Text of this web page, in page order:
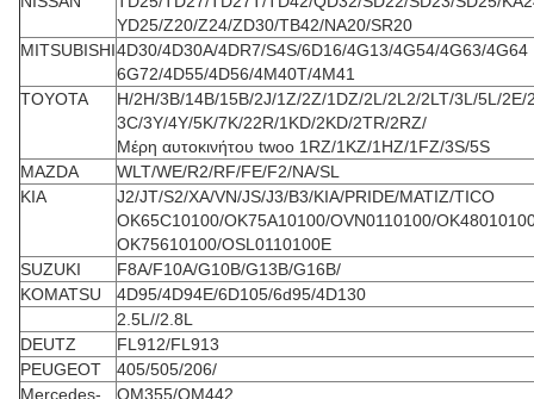
YD25/Z20/Z24/ZD30/TB42/NA20/SR20
MITSUBISHI4D30/4D30A/4DR7/S4S/6D16/4G13/4G54/4G63/4G64
6G72/4D55/4D56/4M40T/4M41
TOYOTA
H/2H/3B/14B/15B/2J/1Z/2Z/1DZ/2L/2L2/2LT/3L/5L/2E/
3C/3Y/4Y/5K/7K/22R/1KD/2KD/2TR/2RZ/
Μέρη αυτοκινήτου twoo 1RZ/1KZ/1HZ/1FZ/3S/5S
MAZDA
WLT/WE/R2/RF/FE/F2/NA/SL
KIA
J2/JT/S2/XA/VN/JS/J3/B3/KIA/PRIDE/MATIZ/TICO
OK65C10100/OK75A10100/OVN0110100/
OK75610100/OSL0110100E
SUZUKI
F8A/F10A/G10B/G13B/G16B/
KOMATSU
4D95/4D94E/6D105/6d95/4D130
2.5L//2.8L
DEUTZ
FL912/FL913
PEUGEOT
405/505/206/
Mercedes-
OM355/OM442